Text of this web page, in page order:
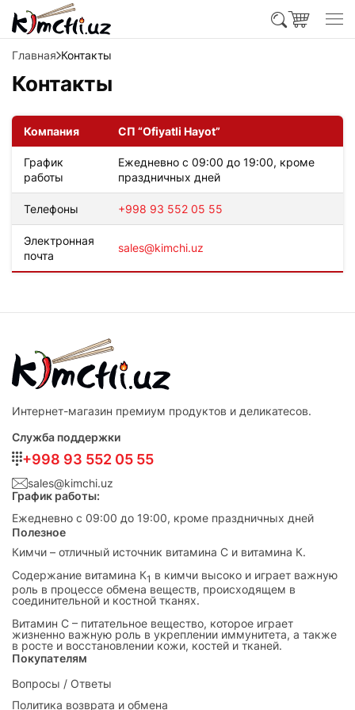
Главная Контакты
Контакты
Компания СП “Ofiyatli Hayot”
График
работы
Ежедневно с 09:00 до 19:00, кроме
праздничных дней
Телефоны +998 93 552 05 55
Электронная
почта
sales@kimchi.uz
Интернет-магазин премиум продуктов и деликатесов.
Служба поддержки
+998 93 552 05 55
sales@kimchi.uz
График работы:
Ежедневно с 09:00 до 19:00, кроме праздничных дней
Полезное
Кимчи – отличный источник витамина С и витамина К.
Cодержание витамина К1 в кимчи высоко и играет важную
роль в процессе обмена веществ, происходящем в
соединительной и костной тканях.
Витамин С – питательное вещество, которое играет
жизненно важную роль в укреплении иммунитета, а также
в росте и восстановлении кожи, костей и тканей.
Покупателям
Вопросы / Ответы
Политика возврата и обмена